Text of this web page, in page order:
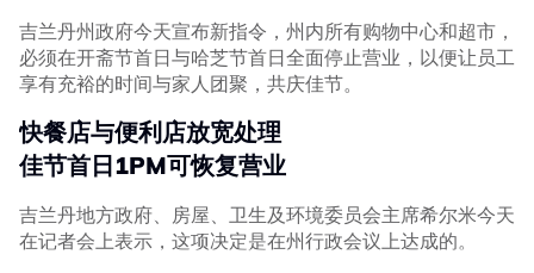
吉兰丹州政府今天宣布新指令，州内所有购物中心和超市，
必须在开斋节首日与哈芝节首日全面停止营业，以便让员工
享有充裕的时间与家人团聚，共庆佳节。
快餐店与便利店放宽处理
佳节首日1PM可恢复营业
吉兰丹地方政府、房屋、卫生及环境委员会主席希尔米今天
在记者会上表示，这项决定是在州行政会议上达成的。